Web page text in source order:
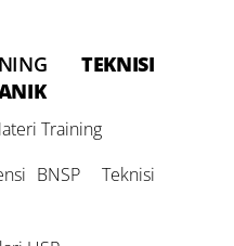
TEKNISI
Training
BNSP Teknisi